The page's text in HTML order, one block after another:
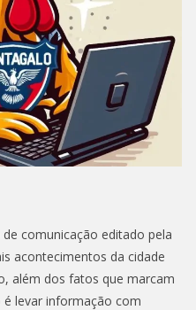
comunicação editado pela
acontecimentos da cidade
além dos fatos que marcam
levar informação com